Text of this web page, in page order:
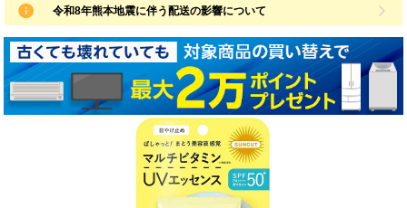
令和8年熊本地震に伴う配送の影響について